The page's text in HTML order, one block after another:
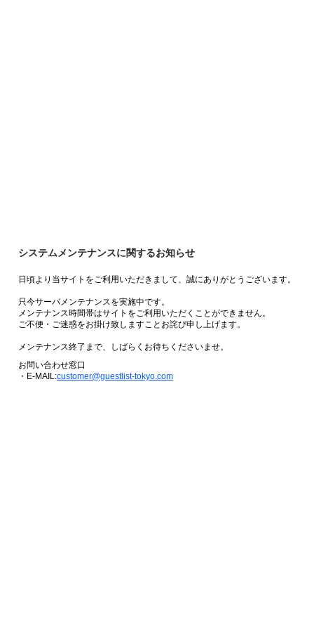
システムメンテナンスに関するお知らせ
日頃より当サイトをご利用いただきまして、誠にありがとうございます。
只今サーバメンテナンスを実施中です。
メンテナンス時間帯はサイトをご利用いただくことができません。
ご不便・ご迷惑をお掛け致しますことお詫び申し上げます。
メンテナンス終了まで、しばらくお待ちくださいませ。
お問い合わせ窓口
・E-MAIL:customer@guestlist-tokyo.com